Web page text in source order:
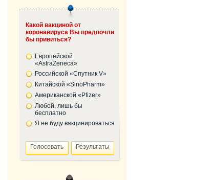
Какой вакциной от
коронавируса Вы предпочли
бы привиться?
Европейской
«AstraZeneca»
Российской «Спутник V»
Китайской «SinoPharm»
Американской «Pfizer»
Любой, лишь бы
бесплатно
Я не буду вакцинироваться